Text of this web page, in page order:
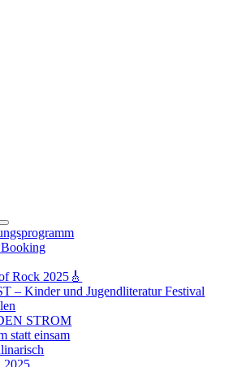
Rock 2025🎸
– Kinder und Jugendliteratur Festival
STROM
statt einsam
2025